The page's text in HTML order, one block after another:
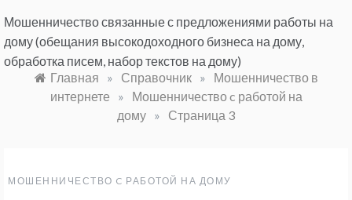
Мошенничество связанные с предложениями работы на
дому (обещания высокодоходного бизнеса на дому,
обработка писем, набор текстов на дому)
Главная
» Справочник »
Мошенничество в
интернете
»
Мошенничество c работой на
дому » Страница 3
МОШЕННИЧЕСТВО C РАБОТОЙ НА ДОМУ